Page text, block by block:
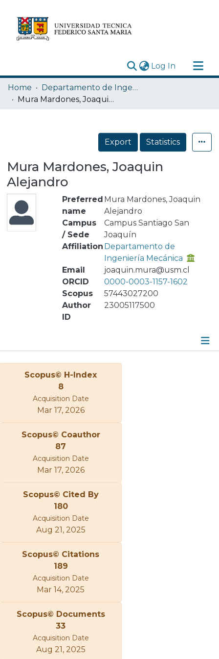
Log In (current)
Research Outputs
Statistics
Home
Departamento de Ingeniería Mecánica
Mura Mardones, Joaquin Alejandro
Export Statistics
Mura Mardones, Joaquin
Alejandro
Preferred
name
Mura Mardones, Joaquin
Alejandro
Campus
/ Sede
Campus Santiago San
Joaquín
Affiliation Departamento de
Ingeniería Mecánica
Email
joaquin.mura@usm.cl
ORCID
0000-0003-1157-1602
Scopus
Author
ID
57443027200
23005117500
Metrics
Scopus© H-Index
8
Acquisition Date
Mar 17, 2026
Scopus© Coauthor
87
Acquisition Date
Mar 17, 2026
Scopus© Cited By
180
Acquisition Date
Aug 21, 2025
Scopus© Citations
189
Acquisition Date
Mar 14, 2025
Scopus© Documents
33
Acquisition Date
Aug 21, 2025